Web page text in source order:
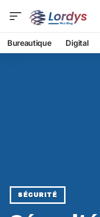
Bureautique Digital
SÉCURITÉ